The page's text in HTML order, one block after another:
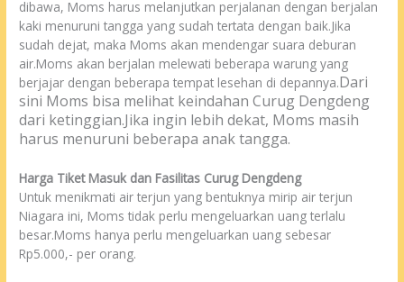
dibawa, Moms harus melanjutkan perjalanan dengan berjalan
kaki menuruni tangga yang sudah tertata dengan baik.Jika
sudah dejat, maka Moms akan mendengar suara deburan
air.Moms akan berjalan melewati beberapa warung yang
berjajar dengan beberapa tempat lesehan di depannya.Dari
sini Moms bisa melihat keindahan Curug Dengdeng
dari ketinggian.Jika ingin lebih dekat, Moms masih
harus menuruni beberapa anak tangga.
Harga Tiket Masuk dan Fasilitas Curug Dengdeng
Untuk menikmati air terjun yang bentuknya mirip air terjun
Niagara ini, Moms tidak perlu mengeluarkan uang terlalu
besar.Moms hanya perlu mengeluarkan uang sebesar
Rp5.000,- per orang.